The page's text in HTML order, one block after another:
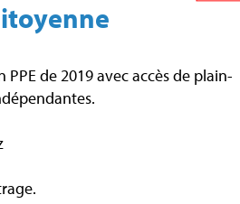
PPE de 2019 avec accès de plain-